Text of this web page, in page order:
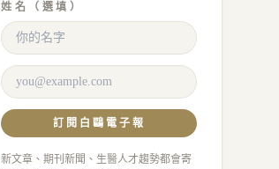
姓名（選填）
訂閱白鷗電子報
新文章、期刊新聞、生醫人才趨勢都會寄